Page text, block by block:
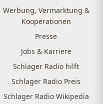
Werbung, Vermarktung &
Kooperationen
Presse
Jobs & Karriere
Schlager Radio hilft
Schlager Radio Preis
Schlager Radio Wikipedia